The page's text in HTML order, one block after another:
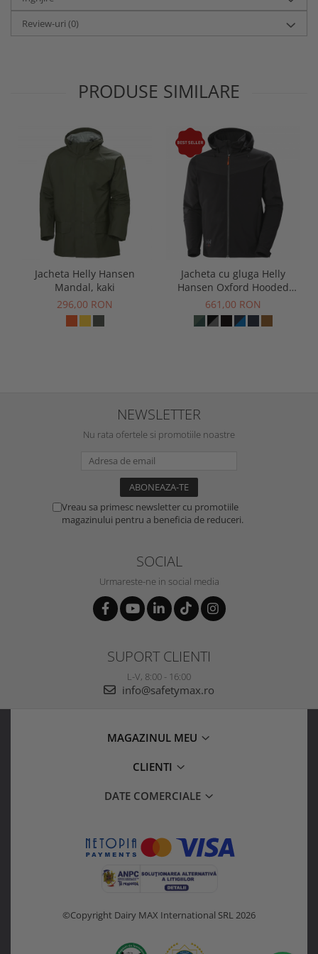
Review-uri (0)
PRODUSE SIMILARE
Jacheta Helly Hansen
Mandal, kaki
296,00 RON
Jacheta cu gluga Helly
Hansen Oxford Hooded
Softshell Jacket
661,00 RON
NEWSLETTER
Nu rata ofertele si promotiile noastre
Vreau sa primesc newsletter cu promotiile
magazinului pentru a beneficia de reduceri.
SOCIAL
Urmareste-ne in social media
SUPORT CLIENTI
L-V, 8:00 - 16:00
info@safetymax.ro
MAGAZINUL MEU
CLIENTI
DATE COMERCIALE
©Copyright Dairy MAX International SRL 2026